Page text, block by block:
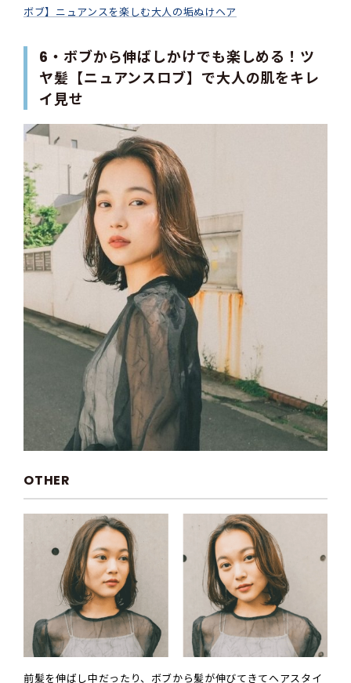
ボブ】ニュアンスを楽しむ大人の垢ぬけヘア
6・ボブから伸ばしかけでも楽しめる！ツ
ヤ髪【ニュアンスロブ】で大人の肌をキレ
イ見せ
OTHER
前髪を伸ばし中だったり、ボブから髪が伸びてきてヘアスタイ